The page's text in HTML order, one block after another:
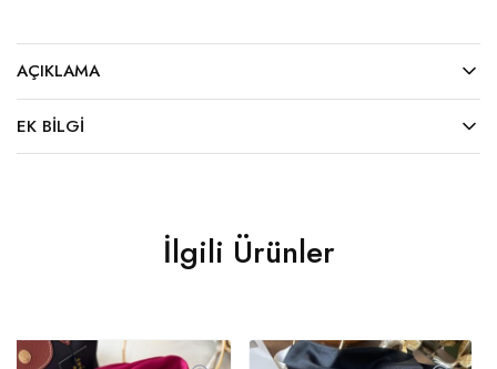
AÇIKLAMA
EK BILGI
İlgili Ürünler